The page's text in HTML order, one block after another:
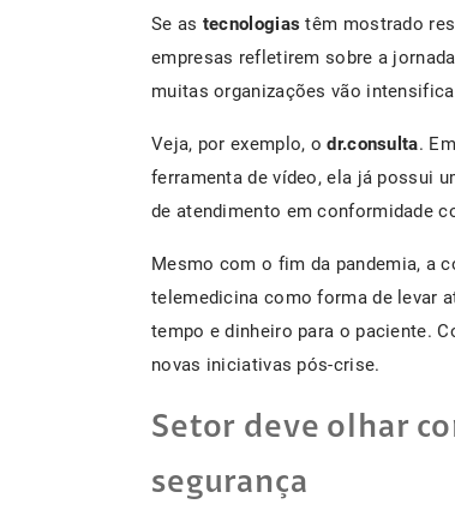
Se as tecnologias têm mostrado
empresas refletirem sobre a
muitas organizações vão
Veja, por exemplo, odr.consulta.
ferramenta de vídeo, ela já possui
de atendimento em conformidade
Mesmo com o fim da pandemia, a
telemedicina como forma de levar
tempo e dinheiro para o paciente.
novas iniciativas pós-crise.
Setor deve olhar
segurança